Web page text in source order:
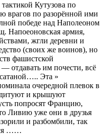
Кутузова по
врагов по разорённой ими
победе над Наполеоном
Напоеоновская армия,
жгли деревни и
(своих же воинов), но
фашистской
отдавать им почести, всё
сатаной….. Эта »
очередной плевок в
и крышуют
попросят Францию,
Ливию уже они в друзья
и разбомбили, так
……